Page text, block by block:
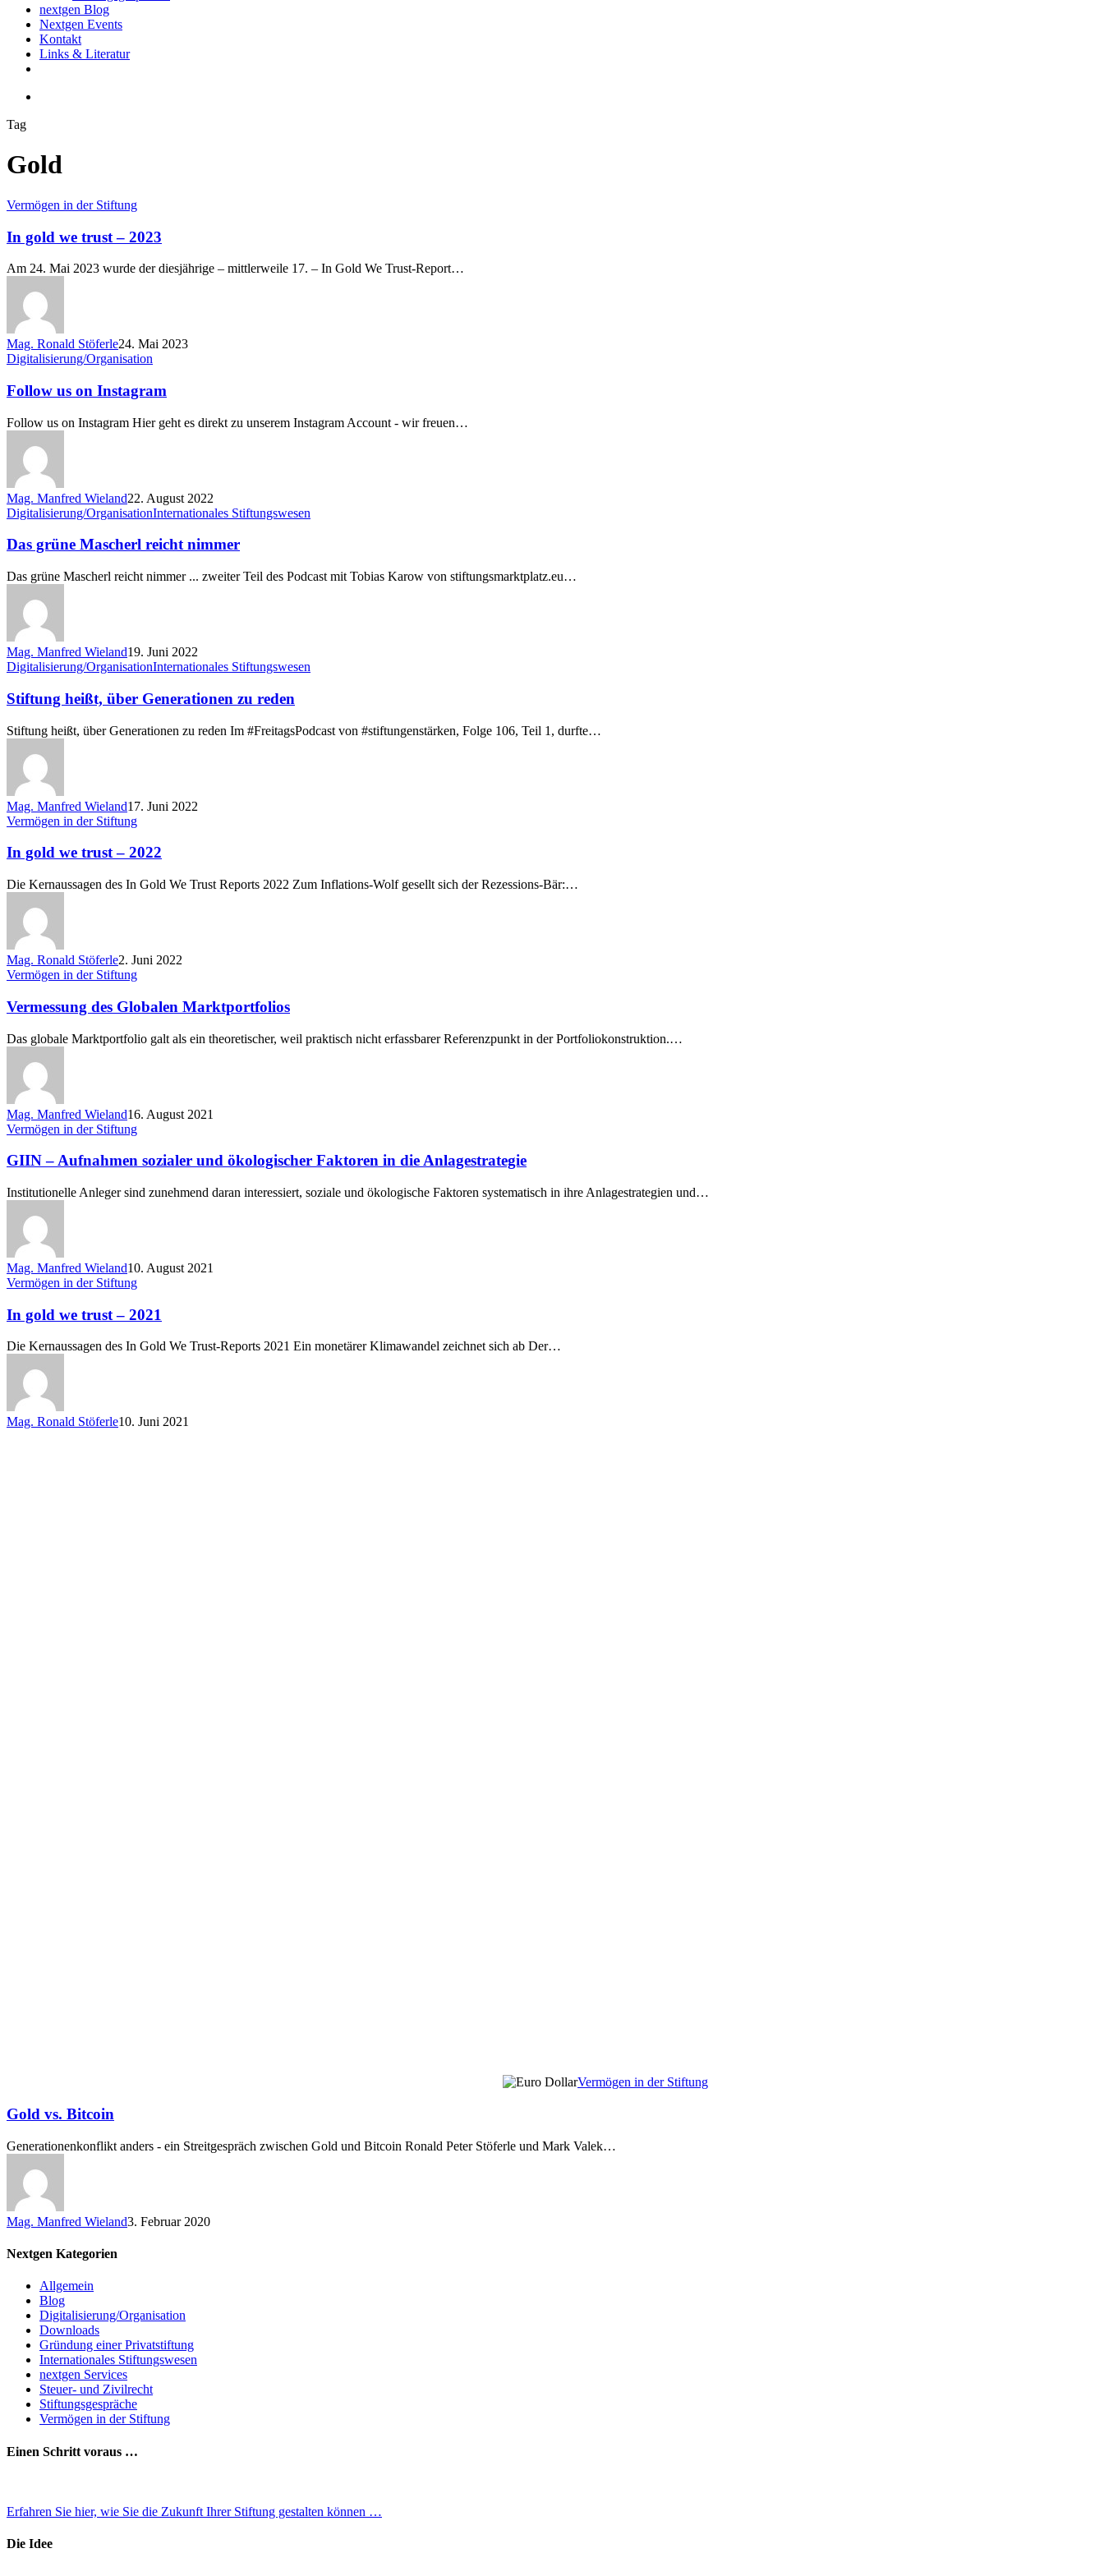
nextgen Blog
Nextgen Events
Kontakt
Links & Literatur
Tag
Gold
In
we
trust
–
2023
Vermögen in der Stiftung
In gold we trust – 2023
Am 24. Mai 2023 wurde der diesjährige – mittlerweile 17. – In Gold We Trust-Report…
Mag. Ronald Stöferle24. Mai 2023
Follow
on
Instagram
Digitalisierung/Organisation
Follow us on Instagram
Follow us on Instagram Hier geht es direkt zu unserem Instagram Account - wir freuen…
Mag. Manfred Wieland22. August 2022
Das
Mascherl
nimmer
Digitalisierung/OrganisationInternationales Stiftungswesen
Das grüne Mascherl reicht nimmer
Das grüne Mascherl reicht nimmer ... zweiter Teil des Podcast mit Tobias Karow von stiftungsmarktplatz.eu…
Mag. Manfred Wieland19. Juni 2022
Stiftung
über
Generationen
zu
reden
Digitalisierung/OrganisationInternationales Stiftungswesen
Stiftung heißt, über Generationen zu reden
Stiftung heißt, über Generationen zu reden Im #FreitagsPodcast von #stiftungenstärken, Folge 106, Teil 1, durfte…
Mag. Manfred Wieland17. Juni 2022
In
we
trust
–
2022
Vermögen in der Stiftung
In gold we trust – 2022
Die Kernaussagen des In Gold We Trust Reports 2022 Zum Inflations-Wolf gesellt sich der Rezessions-Bär:…
Mag. Ronald Stöferle2. Juni 2022
Vermessung
Globalen
Marktportfolios
Vermögen in der Stiftung
Vermessung des Globalen Marktportfolios
Das globale Marktportfolio galt als ein theoretischer, weil praktisch nicht erfassbarer Referenzpunkt in der Portfoliokonstruktion.…
Mag. Manfred Wieland16. August 2021
GIIN
Aufnahmen
und
ökologischer
Faktoren
die
Anlagestrategie
Vermögen in der Stiftung
GIIN – Aufnahmen sozialer und ökologischer Faktoren in die Anlagestrategie
Institutionelle Anleger sind zunehmend daran interessiert, soziale und ökologische Faktoren systematisch in ihre Anlagestrategien und…
Mag. Manfred Wieland10. August 2021
In
we
trust
–
2021
Vermögen in der Stiftung
In gold we trust – 2021
Die Kernaussagen des In Gold We Trust-Reports 2021 Ein monetärer Klimawandel zeichnet sich ab Der…
Mag. Ronald Stöferle10. Juni 2021
Vermögen in der Stiftung
Gold vs. Bitcoin
Generationenkonflikt anders - ein Streitgespräch zwischen Gold und Bitcoin Ronald Peter Stöferle und Mark Valek…
Mag. Manfred Wieland3. Februar 2020
Nextgen Kategorien
Allgemein
Blog
Digitalisierung/Organisation
Downloads
Gründung einer Privatstiftung
Internationales Stiftungswesen
nextgen Services
Steuer- und Zivilrecht
Stiftungsgespräche
Vermögen in der Stiftung
Einen Schritt voraus …
Erfahren Sie hier, wie Sie die Zukunft Ihrer Stiftung gestalten können …
Die Idee